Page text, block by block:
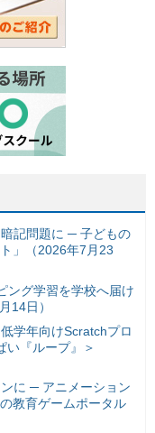
記問題に ─ 子どもの
」（2026年7月23
ング学習を学校へ届け
14日）
学年向けScratchプロ
『ループ』＞
に ─ アニメーション
教育ゲームポータル